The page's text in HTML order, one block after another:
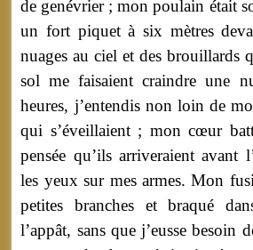
de genévrier ; mon poulain était
un fort piquet à six mètres
nuages au ciel et des brouillards
sol me faisaient craindre une
heures, j’entendis non loin de
qui s’éveillaient ; mon cœur
pensée qu’ils arriveraient avant
les yeux sur mes armes. Mon
petites branches et braqué
l’appât, sans que j’eusse besoin